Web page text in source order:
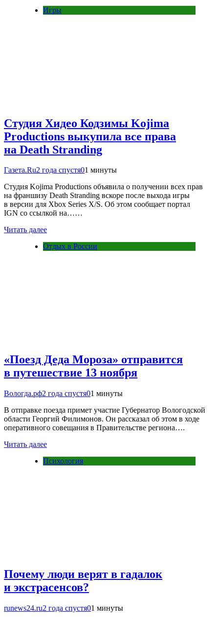
Игры
Студия Хидео Кодзимы Kojima
Productions выкупила все права
на Death Stranding
Газета.Ru2 года спустя01 минуты
Студия Kojima Productions объявила о получении всех прав
на франшизу Death Stranding вскоре после выхода игры
в версии для Xbox Series X/S. Об этом сообщает портал
IGN со ссылкой на……
Читать далее
Отдых в России
«Поезд Деда Мороза» отправится
в путешествие 13 ноября
Вологда.рф2 года спустя01 минуты
В отправке поезда примет участие Губернатор Вологодской
области Георгий Филимонов. Он рассказал об этом в ходе
оперативного совещания в Правительстве региона….
Читать далее
Психология
Почему люди верят в гадалок
и экстрасенсов?
runews24.ru2 года спустя01 минуты